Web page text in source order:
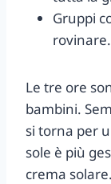
Gruppi
rovinare.
Le tre ore
bambini.
si torna per
sole è più
crema solare.